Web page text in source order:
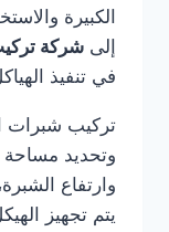
الكبيرة
إلى شركة
في تنفيذ
تركيب شبرات
وتحديد مساحة
وارتفاع
يتم تجهيز